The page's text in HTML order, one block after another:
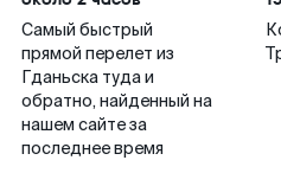
Самый быстрый
прямой перелет из
Гданьска туда и
обратно, найденный на
нашем сайте за
последнее время